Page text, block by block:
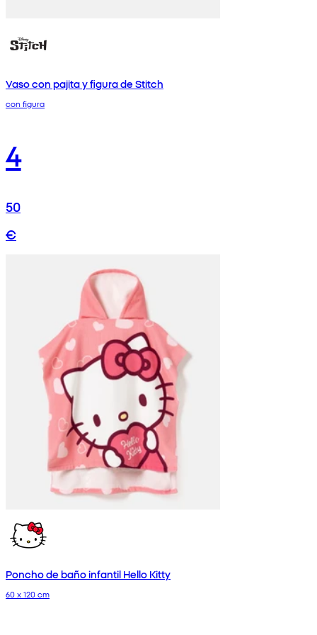
Vaso con pajita y figura de Stitch
con figura
4
50
€
Poncho de baño infantil Hello Kitty
60 x 120 cm